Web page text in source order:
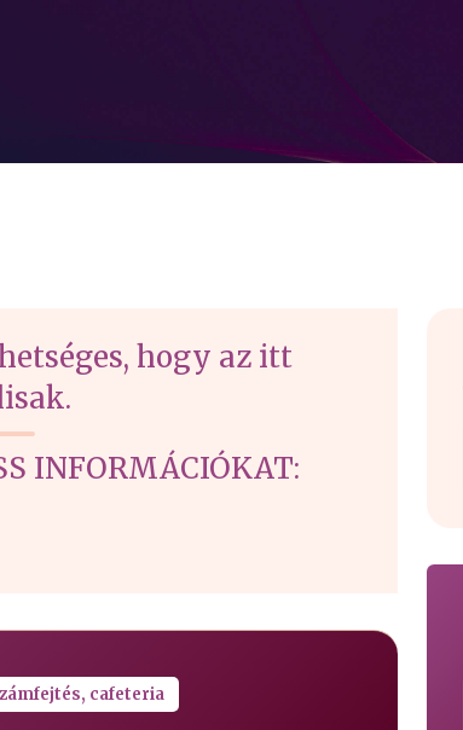
hogy az itt
INFORMÁCIÓKAT:
cafeteria